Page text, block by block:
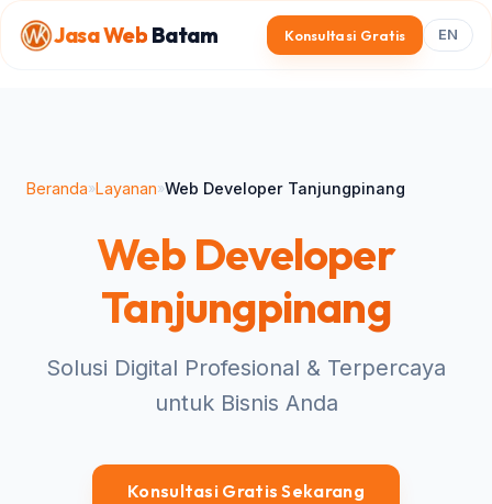
Jasa Web Batam Konsultasi Gratis EN
Beranda»Layanan»Web Developer Tanjungpinang
Web Developer
Tanjungpinang
Solusi Digital Profesional & Terpercaya
untuk Bisnis Anda
Konsultasi Gratis Sekarang